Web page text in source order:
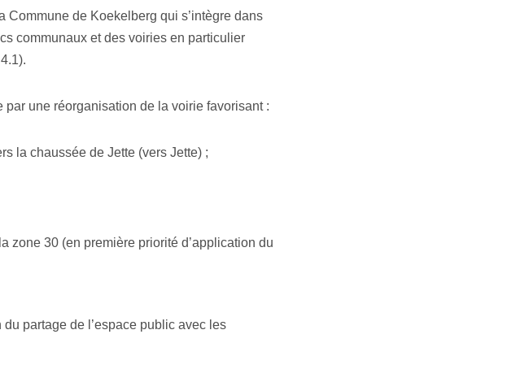
Commune de Koekelberg qui s’intègre dans
communaux et des voiries en particulier
par une réorganisation de la voirie favorisant :
la chaussée de Jette (vers Jette) ;
zone 30 (en première priorité d’application du
partage de l’espace public avec les